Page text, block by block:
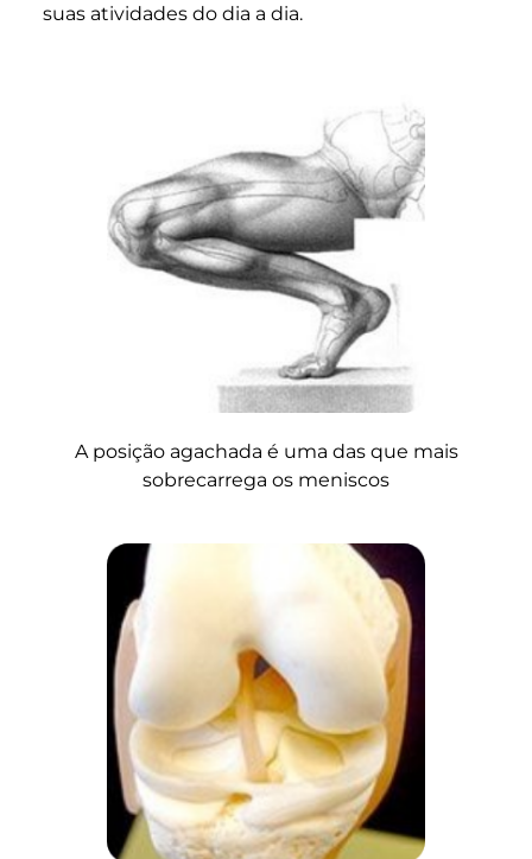
suas atividades do dia a dia.
A posição agachada é uma das que mais
sobrecarrega os meniscos